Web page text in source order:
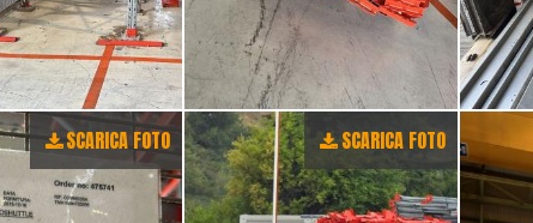
SCARICA FOTO SCARICA FOTO